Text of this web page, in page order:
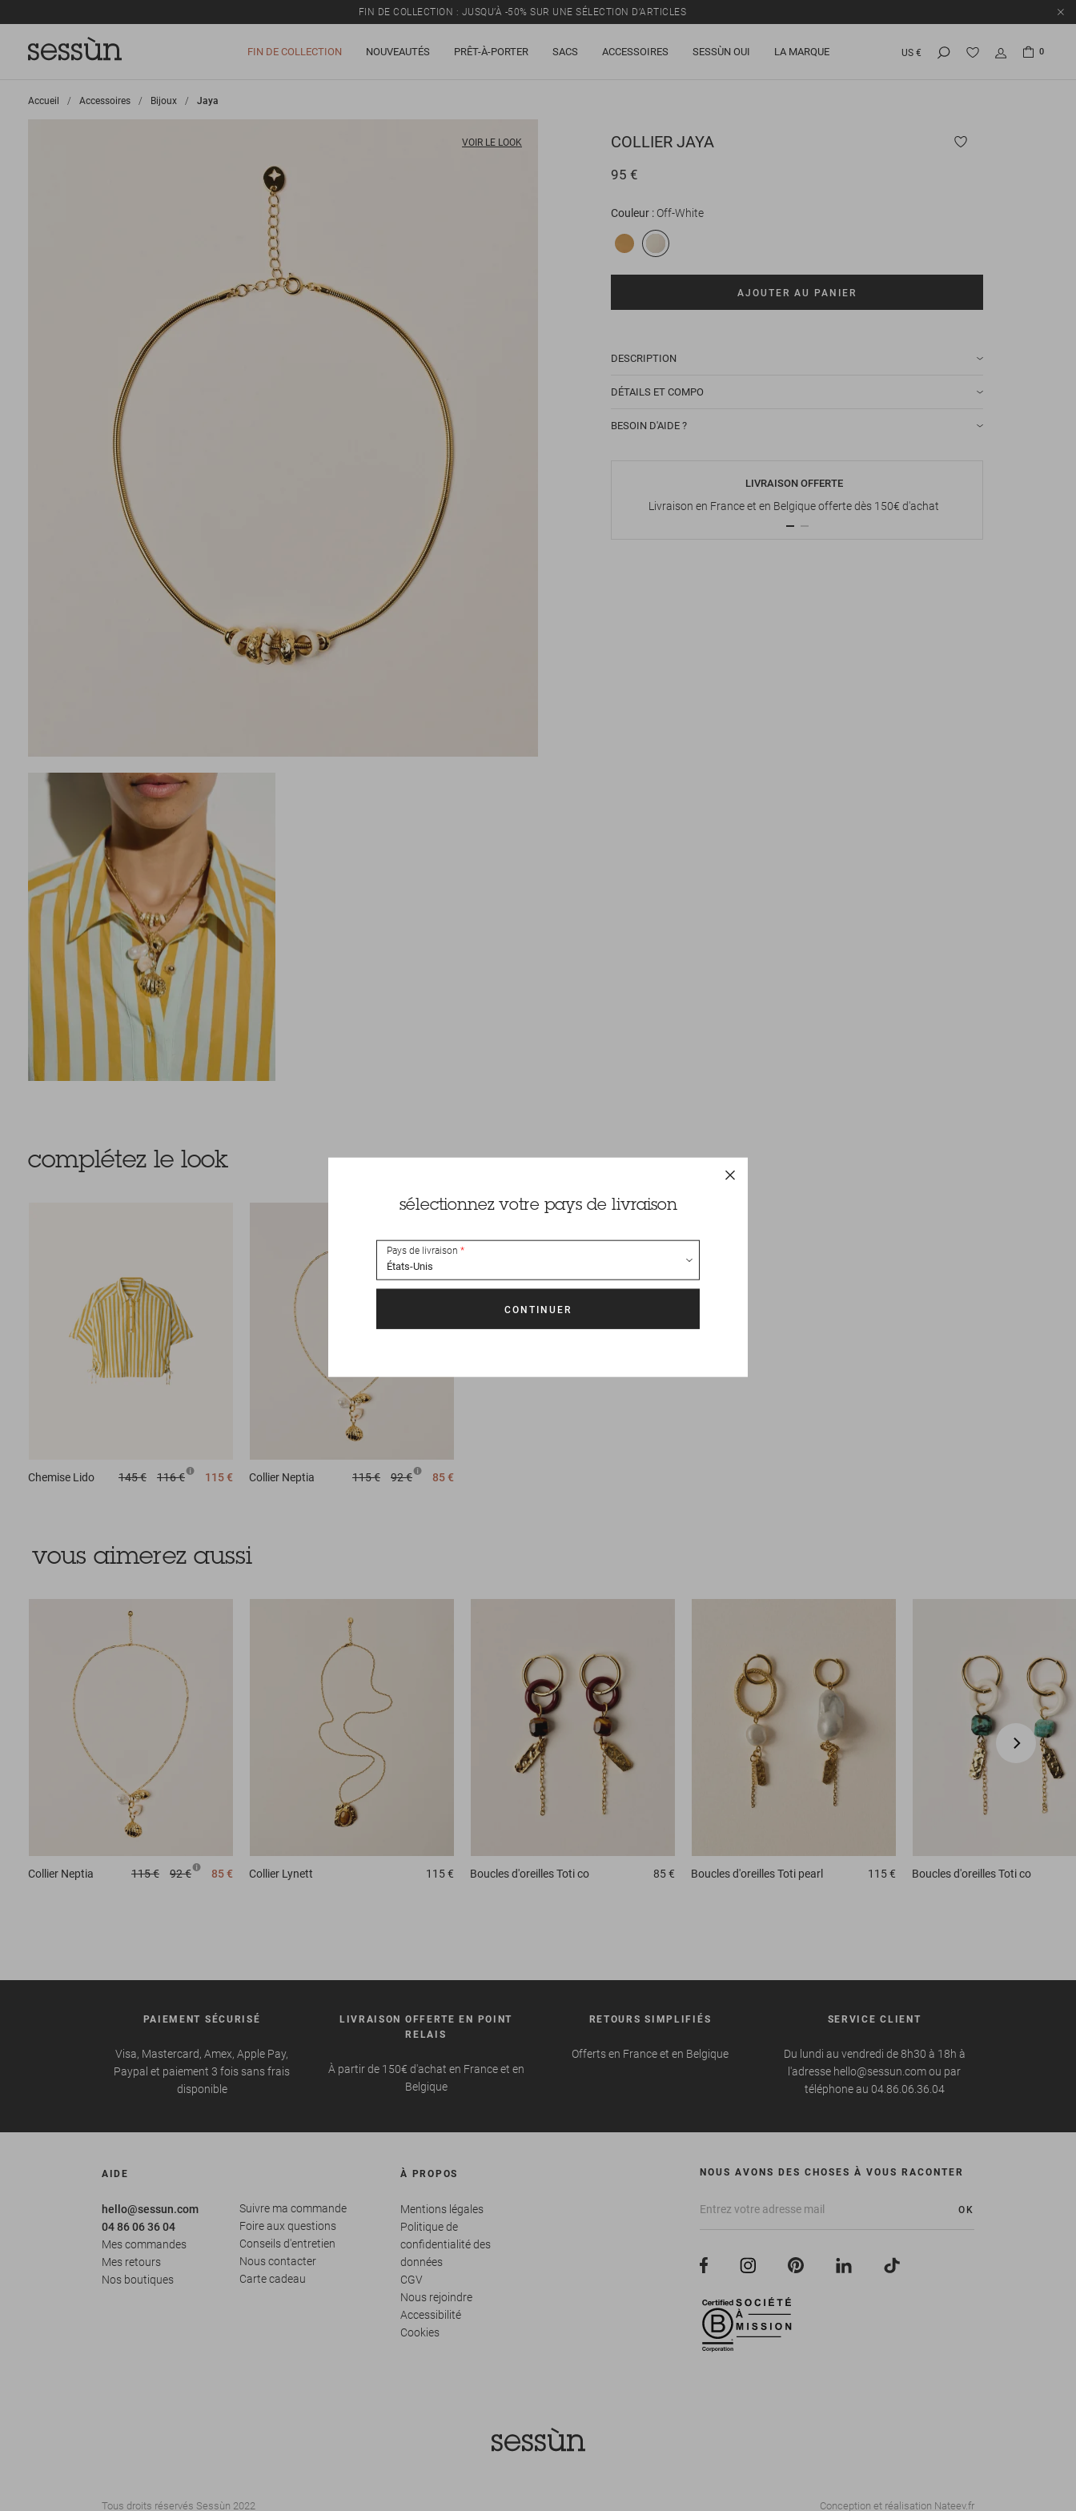
FIN DE COLLECTION : JUSQU’À -50% SUR UNE SÉLECTION D’ARTICLES
FIN DE COLLECTION NOUVEAUTÉS PRÊT-À-PORTER SACS ACCESSOIRES SESSÙN OUI LA MARQUE US € 0
Accueil >
Accessoires >
Bijoux >
Jaya
VOIR LE LOOK COLLIER JAYA
95 €
Couleur Off-White
AJOUTER AU PANIER
DESCRIPTION
DÉTAILS ET COMPO
BESOIN D'AIDE ?
LIVRAISON OFFERTE
Livraison en France et en Belgique offerte dès 150€ d'achat
complétez le look
Chemise Lido 145 € 116 € 115 € Collier Neptia 115 € 92 € 85 €
vous aimerez aussi
Collier Neptia 115 € 92 € 85 € Collier Lynett 115 € Boucles d'oreillesToti co 85 € Boucles d'oreillesToti pearl 115 € Boucles d'oreilles Toti co
PAIEMENT SÉCURISÉ
Visa, Mastercard, Amex, Apple Pay,
Paypal et paiement 3 fois sans frais
disponible
LIVRAISON OFFERTE EN POINT
RELAIS
À partir de 150€ d'achat en France et en
Belgique
RETOURS SIMPLIFIÉS
Offerts en France et en Belgique
SERVICE CLIENT
Du lundi au vendredi de 8h30 à 18h à
l'adresse hello@sessun.com ou par
téléphone au 04.86.06.36.04
AIDE
hello@sessun.com
04 86 06 36 04
Mes commandes
Mes retours
Nos boutiques
Suivre ma commande
Foire aux questions
Conseils d'entretien
Nous contacter
Carte cadeau
À PROPOS
Mentions légales
Politique de
confidentialité des
données
CGV
Nous rejoindre
Accessibilité
Cookies
NOUS AVONS DES CHOSES À VOUS RACONTER
OK
Tous droits réservés Sessùn 2022 Conception et réalisation Nateev.fr
sélectionnez votre pays de livraison
Pays de livraison